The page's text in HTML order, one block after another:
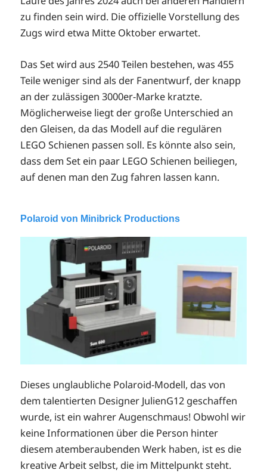
zu finden sein wird. Die offizielle Vorstellung des
Zugs wird etwa Mitte Oktober erwartet.
Das Set wird aus 2540 Teilen bestehen, was 455
Teile weniger sind als der Fanentwurf, der knapp
an der zulässigen 3000er-Marke kratzte.
Möglicherweise liegt der große Unterschied an
den Gleisen, da das Modell auf die regulären
LEGO Schienen passen soll. Es könnte also sein,
dass dem Set ein paar LEGO Schienen beiliegen,
auf denen man den Zug fahren lassen kann.
Polaroid von Minibrick Productions
Dieses unglaubliche Polaroid-Modell, das von
dem talentierten Designer JulienG12 geschaffen
wurde, ist ein wahrer Augenschmaus! Obwohl wir
keine Informationen über die Person hinter
diesem atemberaubenden Werk haben, ist es die
kreative Arbeit selbst, die im Mittelpunkt steht.